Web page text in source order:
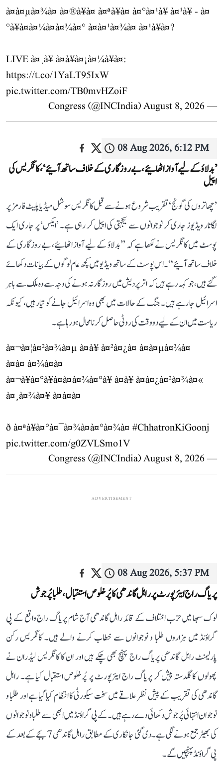
à¤à¤µà¤¾à¤ à¤®à¥à¤ à¤ªà¥à¤ à¤°à¤¹à¥ à¤¹à¥ - à¤
°à¥à¤à¤¼à¤à¤¾à¤° à¤à¤¹à¤¾à¤ à¤¹à¥à¤?
LIVE à¤¸à¥ à¤à¥à¤¡à¤¼à¥à¤:
https://t.co/1YaLT95IxW
pic.twitter.com/TB0mvHZoiF
— Congress (@INCIndia)
August 8, 2026
08 Aug 2026, 6:12 PM
’بدلاؤ کے لیے آواز اٹھائیے، بے روزگاری کے خلاف ساتھ آئیے‘، کانگریس کی
اپیل
’چھاتروں کی گونج‘ تقریب شروع ہونے سے قبل کانگریس سوشل میڈیا پلیٹ فارمز پر
لگاتار ویڈیوز جاری کر نوجوانوں سے یکجہتی کی اپیل کر رہی ہے۔ ’ایکس‘ پر جاری ایک
پوسٹ میں کانگریس نے لکھا ہے کہ ’’بدلاؤ کے لیے آواز اٹھائیے، بے روزگاری کے
خلاف ساتھ آئیے‘‘۔ اس پوسٹ کے ساتھ ویڈیو میں کچھ عام لوگوں کے بیانات دکھائے
گئے ہیں، جو کہہ رہے ہیں کہ اتر پردیش میں روزگار نہ ہونے کی وجہ سے وہ ملک سے باہر
اسرائیل جا رہے ہیں۔ جنگ کے حالات میں بھی وہ اسرائیل جانے کو تیار ہیں، کیونکہ
ریاست میں ان کے لیے دو وقت کی روٹی حاصل کرنا محال ہو رہا ہے۔
à¤¬à¤¦à¤²à¤¾à¤µ à¤à¥ à¤²à¤¿à¤ à¤à¤µà¤¾à¤
à¤à¤ à¤¾à¤à¤
à¤¬à¥à¤°à¥à¤à¤à¤¾à¤°à¥ à¤à¥ à¤à¤¿à¤²à¤¾à¤«
à¤¸à¤¾à¤¥ à¤à¤à¤
ð à¤ªà¥à¤°à¤¯à¤¾à¤à¤°à¤¾à¤ #ChhatronKiGoonj
pic.twitter.com/g0ZVLSmo1V
— Congress (@INCIndia)
August 8, 2026
ADVERTISEMENT
08 Aug 2026, 5:37 PM
پریاگ راج ایئرپورٹ پر راہل گاندھی کا پُرخلوص استقبال، طلبا پُرجوش
لوک سبھا میں حزب اختلاف کے قائد راہل گاندھی آج شام پریاگ راج واقع کے پی
گراؤنڈ میں ہزاروں طلبا و نوجوانوں سے خطاب کرنے والے ہیں۔ کانگریس رکن
پارلیمنٹ راہل گاندھی پریاگ راج پہنچ بھی چکے ہیں اور ان کا کانگریس لیڈران نے
پھولوں کا گلدستہ پیش کر پریاگ راج ایئرپورٹ پر پُرخلوص استقبال کیا ہے۔ راہل
گاندھی کی تقریب کے پیش نظر علاقے میں سخت سیکورٹی کا انتظام کیا گیا ہے اور طلبا و
نوجوان انتہائی پُرجوش دکھائی دے رہے ہیں۔ کے پی گراؤنڈ میں ابھی سے طلبا و نوجوانوں
کی بھیڑ جمع ہونے لگی ہے۔ دی گئی جانکاری کے مطابق راہل گاندھی 7 بجے کے بعد کے
پی گراؤنڈ پہنچیں گے۔